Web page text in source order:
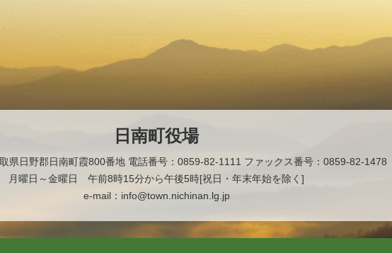
日南町役場
県日野郡日南町霞800番地 電話番号：0859-82-1111 ファックス番号：0859-82-1478
月曜日～金曜日 午前8時15分から午後5時[祝日・年末年始を除く]
e-mail：info@town.nichinan.lg.jp